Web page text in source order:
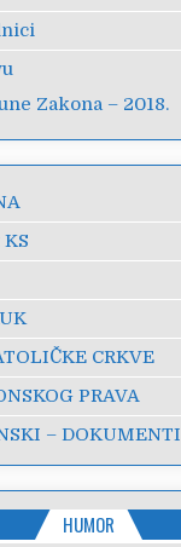
Zakona – 2018.
CRKVE
PRAVA
– DOKUMENTI
HUMOR